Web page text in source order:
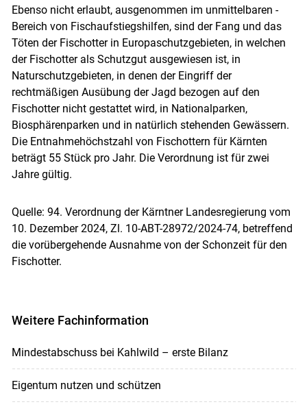
Ebenso nicht erlaubt, ausgenommen im unmittelbaren ­
Bereich von Fischaufstiegs­hilfen, sind der Fang und das
Töten der Fischotter in Europaschutzgebieten, in welchen
der Fisch­otter als Schutzgut ausgewiesen ist, in
Naturschutzgebieten, in denen der Eingriff der
rechtmäßigen Ausübung der Jagd bezogen auf den
Fischotter nicht gestattet wird, in Nationalparken,
Biosphärenparken und in natürlich stehenden Gewässern.
Die Entnahmehöchstzahl von Fischottern für Kärnten
beträgt 55 Stück pro Jahr. Die Verordnung ist für zwei
Jahre gültig.
Quelle: 94. Verordnung der Kärntner Landesregierung vom
10. Dezember 2024, Zl. 10-ABT-28972/​2024-74, betreffend
die vorübergehende Ausnahme von der Schonzeit für den
Fischotter.
Weitere Fachinformation
Mindestabschuss bei Kahlwild – erste Bilanz
Eigentum nutzen und schützen